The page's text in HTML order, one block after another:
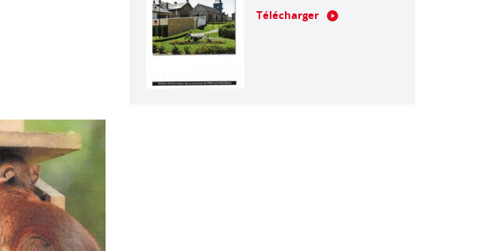
Télécharger